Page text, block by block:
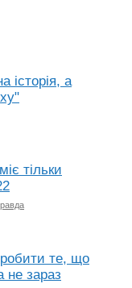
історія, а
тільки
те, що
не зараз